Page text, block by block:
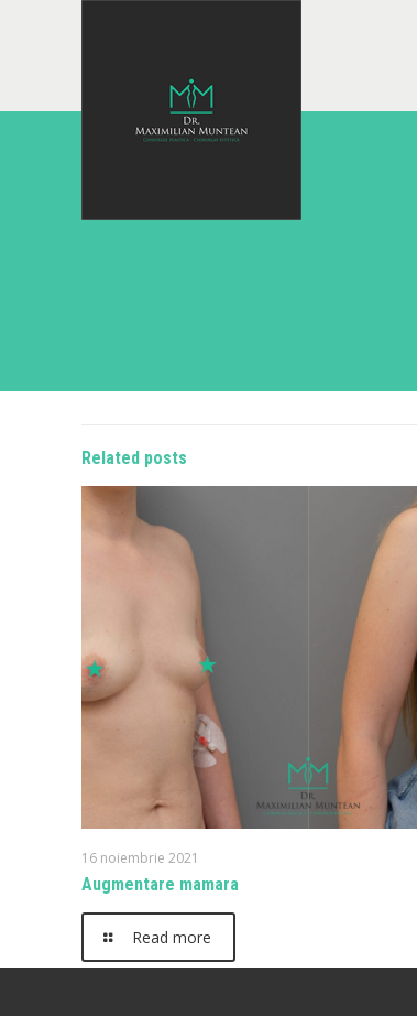
Related posts
16 noiembrie 2021
Augmentare mamara
Read more